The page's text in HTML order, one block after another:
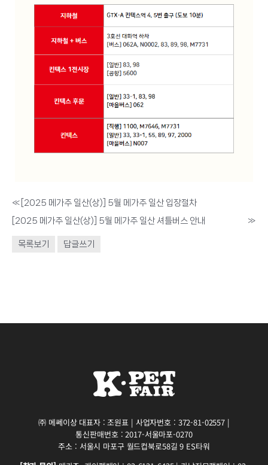
« [2025 메가주 일산(상)] 5월 메가주 일산 입장절차
[2025 메가주 일산(상)] 5월 메가주 일산 셔틀버스 안내
»
목록보기 답글쓰기
㈜ 메쎄이상 대표자 : 조원표 | 사업자번호 : 372-81-02557 |
통신판매번호 : 2017-서울마포-0270
주소 : 서울시 마포구 월드컵북로58길 9 ES타워